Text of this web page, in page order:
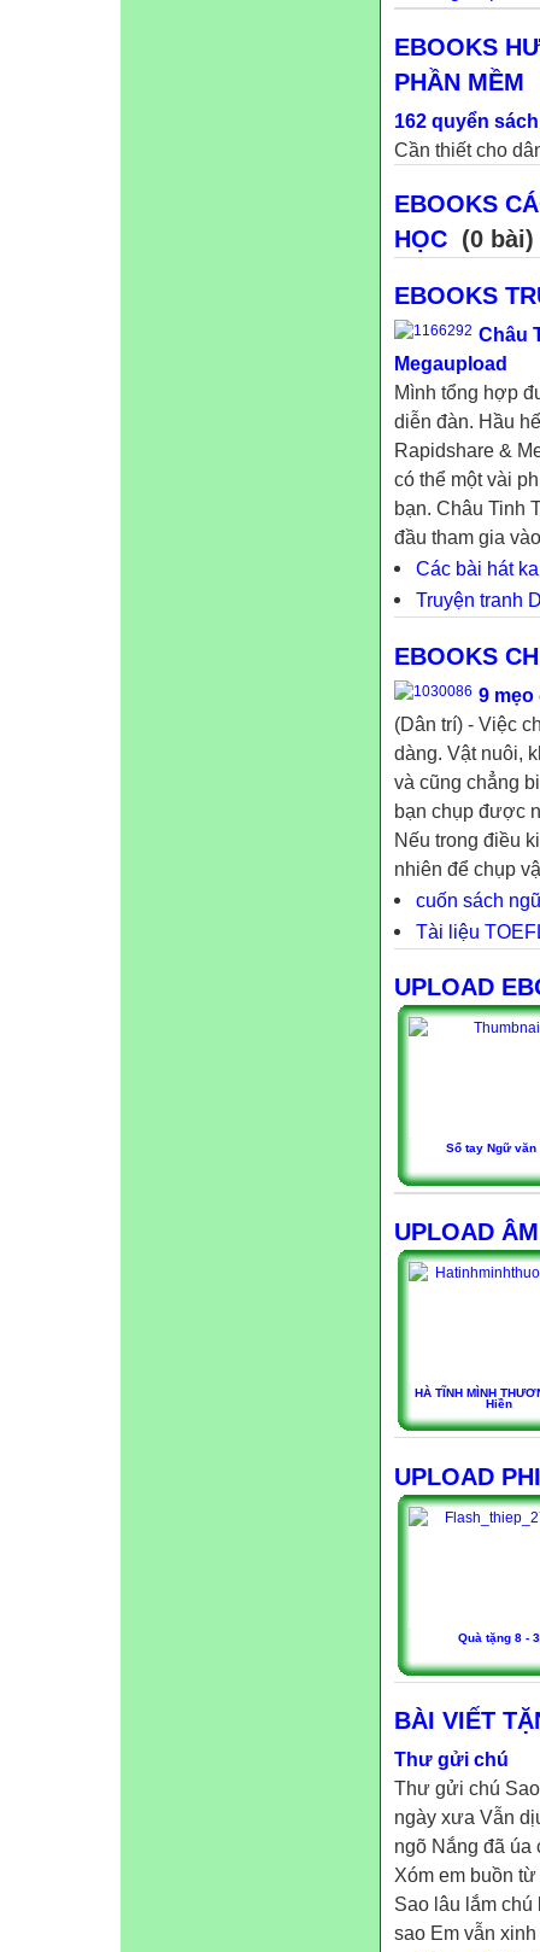
EBOOKS
PHẦN MỀM
162 quyển
Cần thiết cho
EBOOKS
HỌC (0 bài)
EBOOKS
Châu
Megaupload
Mình tổng hợp
diễn đàn. Hầu
Rapidshare &
có thể một vài
bạn. Châu Tinh
đầu tham gia
Các bài hát
Truyện tranh
EBOOKS
9
(Dân trí) - Việc
dàng. Vật nuôi,
và cũng chẳng
bạn chụp được
Nếu trong điều
nhiên để chụp
cuốn sách
Tài liệu
UPLOAD
Sổ tay Ngữ văn
UPLOAD
HÀ TĨNH MÌNH
Hiền
UPLOAD
Quà tặng 8 - 3
BÀI VIẾT
Thư gửi chú
Thư gửi chú
ngày xưa Vẫn
ngõ Nắng đã úa
Xóm em buồn
Sao lâu lắm
sao Em vẫn